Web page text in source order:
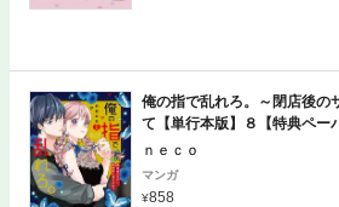
俺の指で乱れろ。～閉店後の
て【単行本版】８【特典ペー
ｎｅｃｏ
マンガ
858